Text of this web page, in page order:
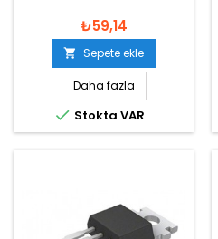
₺59,14
 Sepete ekle
Daha fazla
 Stokta VAR